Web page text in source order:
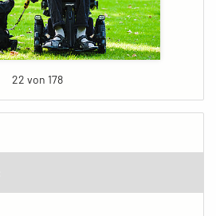
22 von 178